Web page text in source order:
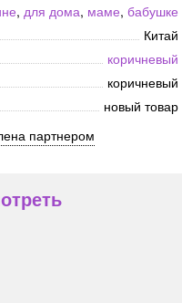
, для дома, маме, бабушке
Китай
коричневый
коричневый
новый товар
партнером